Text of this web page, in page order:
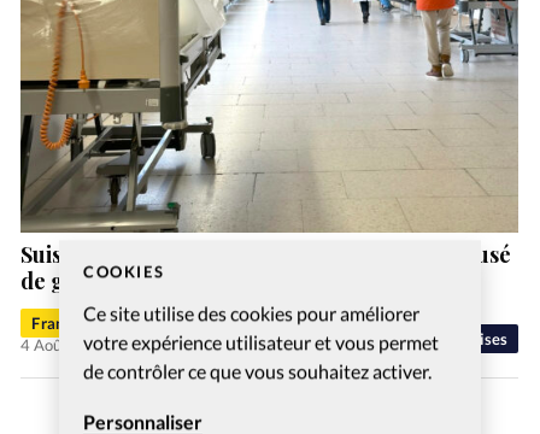
COOKIES
Ce site utilise des cookies pour améliorer
votre expérience utilisateur et vous permet
de contrôler ce que vous souhaitez activer.
Personnaliser
Eglises
Suisse: un ex-pasteur de la vallée de Joux accusé
de gestes déplacés
Francis-George Sarpédon
4 Août 2026